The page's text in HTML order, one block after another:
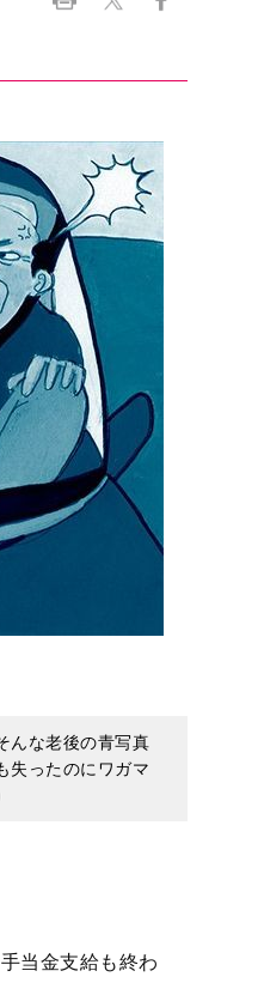
んな老後の青写真
失ったのにワガマ
当金支給も終わ